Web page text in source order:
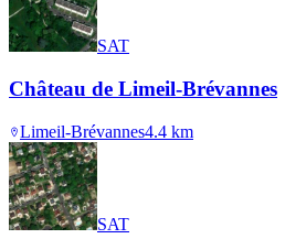
SAT
Château de Limeil-Brévannes
Limeil-Brévannes4.4 km
SAT